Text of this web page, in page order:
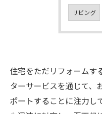
リビング
住宅をただリフォームす
ターサービスを通じて、
ポートすることに注力し